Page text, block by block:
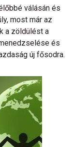
válásán és
most már az
a zöldülést a
és
új fősodra.